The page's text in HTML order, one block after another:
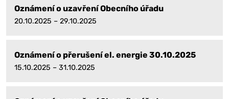
Oznámení o uzavření Obecního úřadu
20.10.2025 – 29.10.2025
Oznámení o přerušení el. energie 30.10.2025
15.10.2025 – 31.10.2025